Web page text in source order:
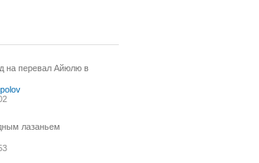
на перевал Айюлю в
лазаньем